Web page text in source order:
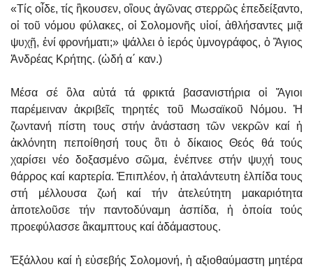
«Τίς οἶδε, τίς ἢκουσεν, οἳους ἀγῶνας στερρῶς ἐπεδείξαντο,
οἱ τοῦ νόμου φύλακες, οἱ Σολομονῆς υἱοί, ἀθλήσαντες μιᾷ
ψυχῇ, ἑνί φρονήματι;» ψάλλει ὁ ἱερός ὑμνογράφος, ὁ Ἃγιος
Ἀνδρέας Κρήτης. (ὠδή α΄ καν.)
Μέσα σέ ὃλα αὐτά τά φρικτά βασανιστήρια οἱ Ἅγιοι
παρέμειναν ἀκριβεῖς τηρητές τοῦ Μωσαϊκοῦ Νόμου. Ἡ
ζωντανή πίστη τους στήν ἀνάσταση τῶν νεκρῶν καί ἡ
ἀκλόνητη πεποίθησή τους ὃτι ὁ δίκαιος Θεός θά τούς
χαρίσει νέο δοξασμένο σῶμα, ἐνέπνεε στήν ψυχή τους
θάρρος καί καρτερία. Ἐπιπλέον, ἡ ἀταλάντευτη ἐλπίδα τους
στή μέλλουσα ζωή καί τήν ἀτελεύτητη μακαριότητα
ἀποτελοῦσε τήν παντοδύναμη ἀσπίδα, ἡ ὁποία τούς
προεφύλασσε ἂκαμπτους καί ἀδάμαστους.
Ἐξάλλου καί ἡ εὐσεβής Σολομονή, ἡ αξιοθαύμαστη μητέρα